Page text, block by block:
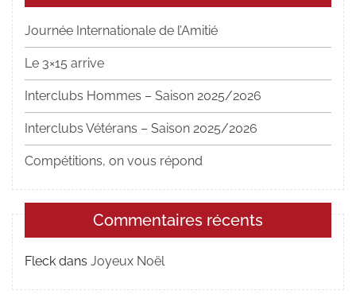
Journée Internationale de l’Amitié
Le 3×15 arrive
Interclubs Hommes – Saison 2025/2026
Interclubs Vétérans – Saison 2025/2026
Compétitions, on vous répond
Commentaires récents
Fleck dans Joyeux Noël